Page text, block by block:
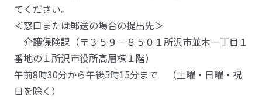
てください。
＜窓口または郵送の場合の提出先＞
介護保険課（〒３５９－８５０１所沢市並木一丁目１
番地の１所沢市役所高層棟１階）
午前8時30分から午後5時15分まで （土曜・日曜・祝
日を除く）